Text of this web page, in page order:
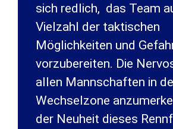
sich redlich, das Team
Vielzahl der taktischen
Möglichkeiten und
vorzubereiten. Die
allen Mannschaften in
Wechselzone
der Neuheit dieses